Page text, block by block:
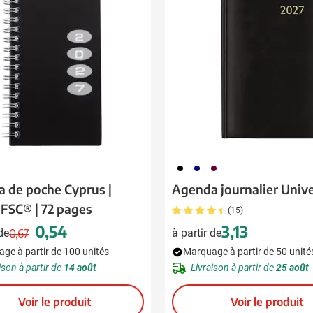
la catégorie Boissons
pour la catégorie Alimentation & boissons
la catégorie Maison & bien-être
pour la catégorie Outillage & lampes
la catégorie Sécurité
la catégorie Enfants
la catégorie Inspiration
la catégorie Promotions & coup de cœur
de poche Cyprus |
| 72 pages
Prix normal
0,67 0,54
à partir de 100 unités
à partir de 14 août
Voir le produit
001 536 010
Agenda journalier
(15)
à partir de3,13
Marquage à partir de 50
Livraison à partir de25 août
Voir le produit